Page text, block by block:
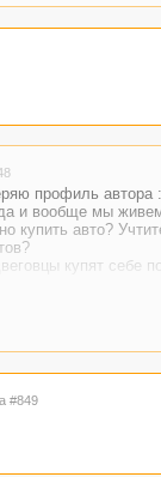
профиль автора
и вообще мы
купить авто?
купят себе
#849